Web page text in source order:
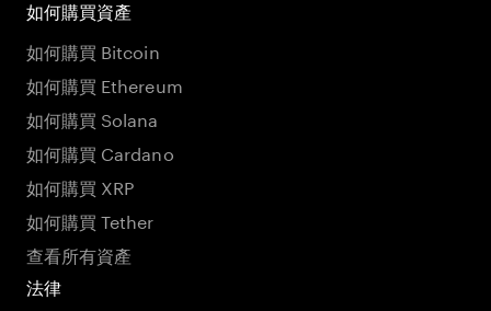
如何購買資產
如何購買 Bitcoin
如何購買 Ethereum
如何購買 Solana
如何購買 Cardano
如何購買 XRP
如何購買 Tether
查看所有資產
法律